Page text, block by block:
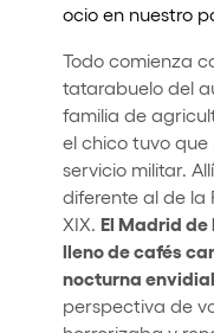
ocio en nuestro
Todo comienza
tatarabuelo del
familia de
el chico tuvo
servicio militar.
diferente al de la
XIX. El Madrid
lleno de cafés
nocturna
perspectiva de